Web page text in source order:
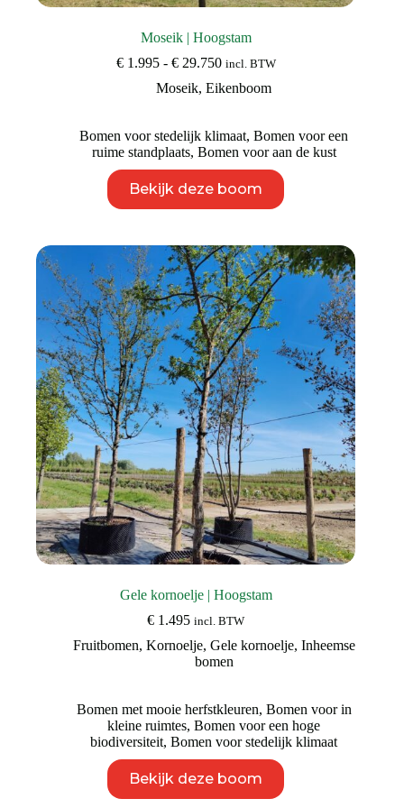
Moseik | Hoogstam
€1.995 - €29.750Prijsklasse:
tot
incl. BTW
Moseik,Eikenboom
Bomen voor stedelijk klimaat,Bomen voor een
ruime standplaats, Bomen voor aan de kust
Bekijk deze boom
product
heeft
Deze
optie
kan
gekozen
worden
op
de
productpagina
Gele kornoelje | Hoogstam
€ 1.495 incl. BTW
Fruitbomen, Kornoelje, Gele kornoelje, Inheemse
bomen
Bomen met mooie herfstkleuren, Bomen voor in
kleine ruimtes,Bomen voor een hoge
biodiversiteit,Bomen voor stedelijk klimaat
Bekijk deze boom
product
heeft